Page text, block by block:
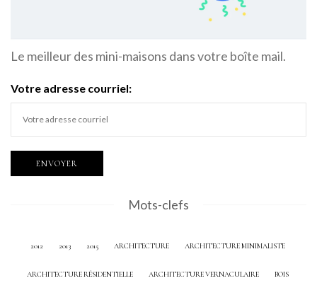
Le meilleur des mini-maisons dans votre boîte mail.
Votre adresse courriel:
Mots-clefs
2012 2013 2015 ARCHITECTURE ARCHITECTURE MINIMALISTE
ARCHITECTURE RÉSIDENTIELLE ARCHITECTURE VERNACULAIRE BOIS